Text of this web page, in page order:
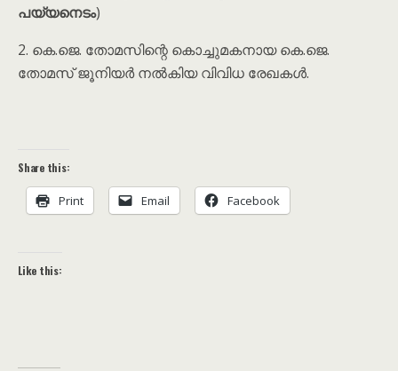
പയ്യനെടം)
2. കെ.ജെ. തോമസിന്റെ കൊച്ചുമകനായ കെ.ജെ.
തോമസ് ജൂനിയർ നൽകിയ വിവിധ രേഖകൾ.
Share this:
Print Email Facebook
Like this: